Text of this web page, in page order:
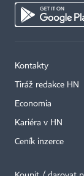
Kontakty
Tiráž redakce HN
Economia
Kariéra v HN
Ceník inzerce